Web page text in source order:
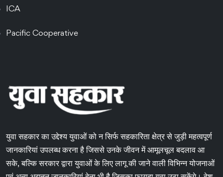
ICA
Pacific Cooperative
युवा सहकार का उद्देश्य युवाओं को न सिर्फ सहकारिता क्षेत्र से जुड़ी महत्वपूर्ण
जानकारियां उपलब्ध करना है जिससे उनके जीवन में आमूलचूल बदलाव आ
सके, बल्कि सरकार द्वारा युवाओं के लिए लागू की जाने वाली विभिन्न योजनाओं